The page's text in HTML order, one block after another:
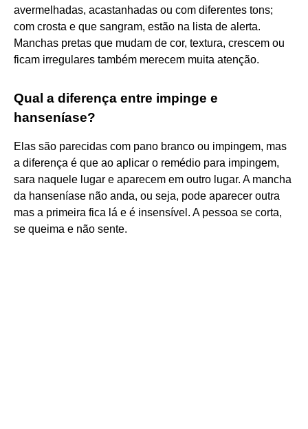
avermelhadas, acastanhadas ou com diferentes tons;
com crosta e que sangram, estão na lista de alerta.
Manchas pretas que mudam de cor, textura, crescem ou
ficam irregulares também merecem muita atenção.
Qual a diferença entre impinge e
hanseníase?
Elas são parecidas com pano branco ou impingem, mas
a diferença é que ao aplicar o remédio para impingem,
sara naquele lugar e aparecem em outro lugar. A mancha
da hanseníase não anda, ou seja, pode aparecer outra
mas a primeira fica lá e é insensível. A pessoa se corta,
se queima e não sente.